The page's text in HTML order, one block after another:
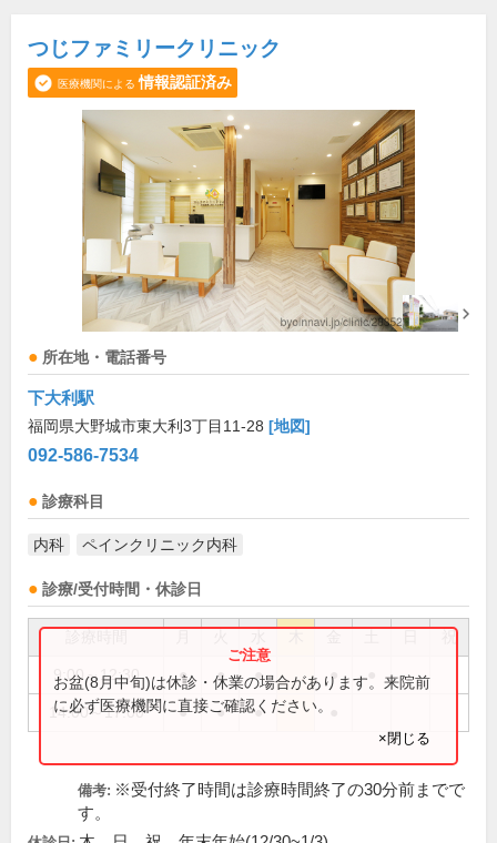
つじファミリークリニック
医療機関による 情報認証済み
所在地・電話番号
下大利駅
福岡県大野城市東大利3丁目11-28 [地図]
092-586-7534
診療科目
内科 ペインクリニック内科
診療/受付時間・休診日
祝
9:00～12:30 ● ● ● ●
14:00～17:00 ● ● ●
お盆(8月中旬)は休診・休業の場合があります。来院前
に必ず医療機関に直接ご確認ください。
×閉じる
備考: ※受付終了時間は診療時間終了の30分前までで
す。